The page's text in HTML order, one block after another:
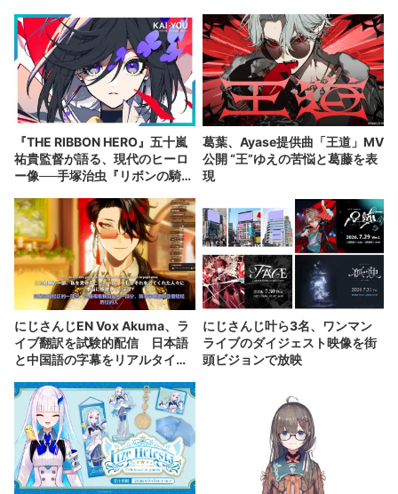
『THE RIBBON HERO』五十嵐
祐貴監督が語る、現代のヒーロ
ー像──手塚治虫『リボンの騎
葛葉、Ayase提供曲「王道」MV
公開 “王”ゆえの苦悩と葛藤を表
現
にじさんじEN Vox Akuma、ラ
イブ翻訳を試験的配信 日本語
と中国語の字幕をリアルタイム
にじさんじ叶ら3名、ワンマン
ライブのダイジェスト映像を街
頭ビジョンで放映